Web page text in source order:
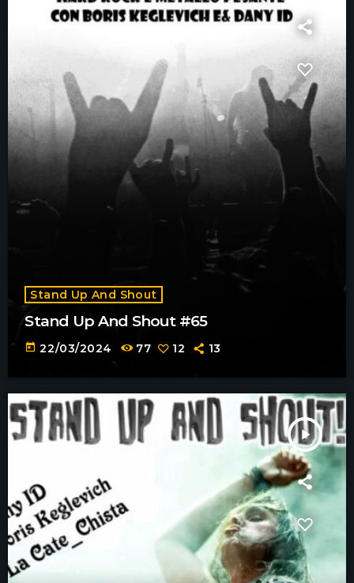
Stand Up And Shout
Stand Up And Shout #65
today 22/03/2024 77 12 13
play_arrow